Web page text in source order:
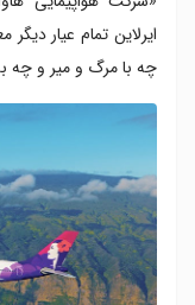
ایرلاین تمام عیار
چه با مرگ و میر و چه